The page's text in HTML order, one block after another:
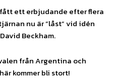
ett erbjudande efter flera
nu är ”låst” vid idén
Beckham.
från Argentina och
kommer bli stort!